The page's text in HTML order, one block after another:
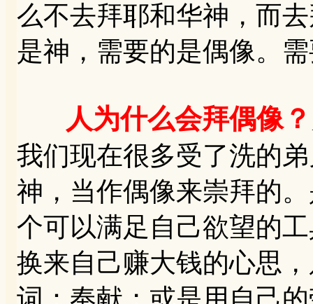
么不去拜耶和华神，而
是神，需要的是偶像。
人为什么会拜偶像？
我们现在很多受了洗的
神，当作偶像来崇拜的
个可以满足自己欲望的
换来自己赚大钱的心思